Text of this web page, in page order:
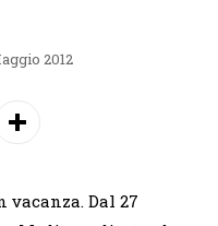
2012
vacanza. Dal 27